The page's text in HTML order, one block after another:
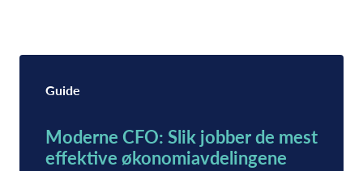
Guide
Moderne CFO: Slik jobber de mest
effektive økonomiavdelingene